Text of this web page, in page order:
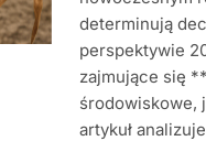
determinują
perspektywie
zajmujące się
środowiskowe,
artykuł